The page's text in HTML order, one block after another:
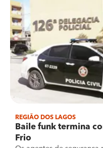
REGIÃO DOS LAGOS
Baile funk termina
Frio